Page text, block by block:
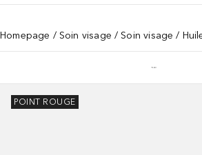
Homepage Soin visage Soin visage
POINT ROUGE